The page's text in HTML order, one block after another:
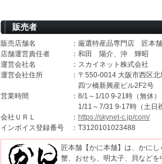
販売者
販売店舗名
：厳選特産品専門店 匠本舗
店舗運営責任者
：和田 陽介、沖 輝昭
運営会社名
：スカイネット株式会社
運営会社住所
：〒550-0014 大阪市西区
四ツ橋新興産ビル2F2号
営業時間
：8/1～1/10 9-21時（無休）
1/11～7/31 9-17時（土日
会社ＵＲＬ
： https://skynet-c.jp/com/
インボイス登録番号
：T3120101023488
匠本舗【かに本舗】は、かに
蟹、おせち、明太子、貝などを